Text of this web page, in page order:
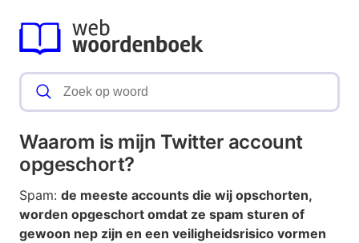
Waarom is mijn Twitter account
opgeschort?
Spam: de meeste accounts die wij opschorten,
worden opgeschort omdat ze spam sturen of
gewoon nep zijn en een veiligheidsrisico vormen